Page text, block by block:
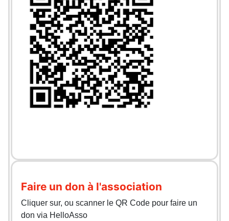
Faire un don à l'association
Cliquer sur, ou scanner le QR Code pour faire un
don via HelloAsso